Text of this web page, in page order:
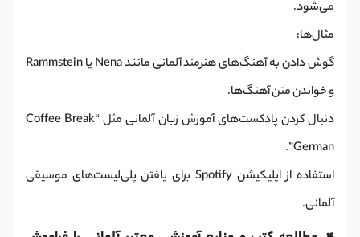
می‌شود.
مثال‌ها:
گوش دادن به آهنگ‌های هنرمند آلمانی مانند Nena یا Rammstein
و خواندن متن آهنگ‌ها.
دنبال کردن پادکست‌های آموزش زبان آلمانی مثل “Coffee Break
German”.
استفاده از اپلیکیشن Spotify برای یافتن پلی‌لیست‌های موسیقی
آلمانی.